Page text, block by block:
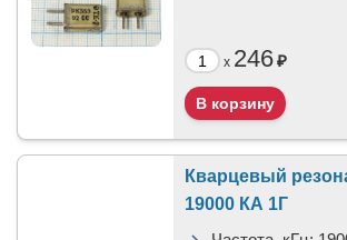
x 246₽
Кварцевый
19000 КА 1Г